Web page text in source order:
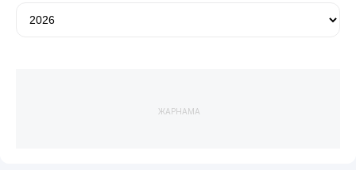
ЖАРНАМА